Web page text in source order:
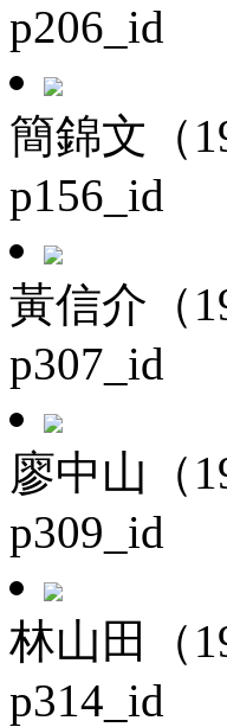
p206_id
簡錦文（
p156_id
黃信介（
p307_id
廖中山（
p309_id
林山田（
p314_id